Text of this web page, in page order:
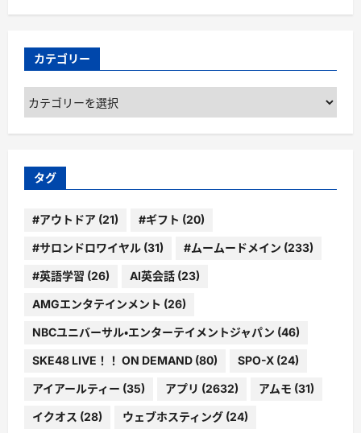
カテゴリー
カ
ゴ
ー
タグ
#アウトドア (21) #ギフト (20)
#サロンドロワイヤル (31) #ムームードメイン (233)
#英語学習 (26) AI英会話 (23)
AMGエンタテインメント (26)
NBCユニバーサル・エンターテイメントジャパン (46)
SKE48 LIVE！！ ON DEMAND (80) SPO-X (24)
アイアールティー (35) アプリ (2632) アムモ (31)
イクオス (28) ウェブホスティング (24)